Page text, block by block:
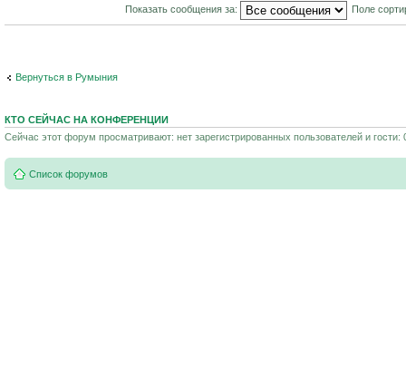
Показать сообщения за: Поле
Вернуться в Румыния
КТО СЕЙЧАС НА КОНФЕРЕНЦИИ
Сейчас этот форум просматривают: нет зарегистрированных пользователей и гости:
Список форумов